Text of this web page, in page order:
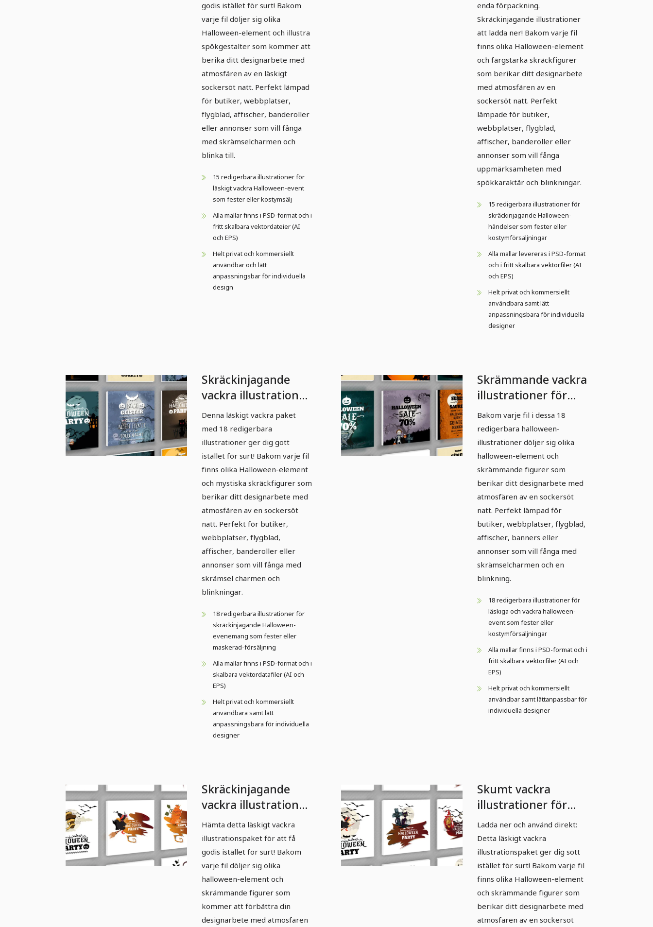
godis istället för surt! Bakom
varje fil döljer sig olika
Halloween-element och illustra
spökgestalter som kommer att
berika ditt designarbete med
atmosfären av en läskigt
sockersöt natt. Perfekt lämpad
för butiker, webbplatser,
flygblad, affischer, banderoller
eller annonser som vill fånga
med skrämselcharmen och
blinka till.
15 redigerbara illustrationer för
läskigt vackra Halloween-event
som fester eller kostymsälj
Alla mallar finns i PSD-format och i
fritt skalbara vektordateier (AI
och EPS)
Helt privat och kommersiellt
användbar och lätt
anpassningsbar för individuella
design
enda förpackning.
Skräckinjagande illustrationer
att ladda ner! Bakom varje fil
finns olika Halloween-element
och färgstarka skräckfigurer
som berikar ditt designarbete
med atmosfären av en
sockersöt natt. Perfekt
lämpade för butiker,
webbplatser, flygblad,
affischer, banderoller eller
annonser som vill fånga
uppmärksamheten med
spökkaraktär och blinkningar.
15 redigerbara illustrationer för
skräckinjagande Halloween-
händelser som fester eller
kostymförsäljningar
Alla mallar levereras i PSD-format
och i fritt skalbara vektorfiler (AI
och EPS)
Helt privat och kommersiellt
användbara samt lätt
anpassningsbara för individuella
designer
Skräckinjagande
vackra illustrationer
för Halloween - 3
Denna läskigt vackra paket
med 18 redigerbara
illustrationer ger dig gott
istället för surt! Bakom varje fil
finns olika Halloween-element
och mystiska skräckfigurer som
berikar ditt designarbete med
atmosfären av en sockersöt
natt. Perfekt för butiker,
webbplatser, flygblad,
affischer, banderoller eller
annonser som vill fånga med
skrämsel charmen och
blinkningar.
18 redigerbara illustrationer för
skräckinjagande Halloween-
evenemang som fester eller
maskerad-försäljning
Alla mallar finns i PSD-format och i
skalbara vektordatafiler (AI och
EPS)
Helt privat och kommersiellt
användbara samt lätt
anpassningsbara för individuella
designer
Skrämmande vackra
illustrationer för
Halloween - 4
Bakom varje fil i dessa 18
redigerbara halloween-
illustrationer döljer sig olika
halloween-element och
skrämmande figurer som
berikar ditt designarbete med
atmosfären av en sockersöt
natt. Perfekt lämpad för
butiker, webbplatser, flygblad,
affischer, banners eller
annonser som vill fånga med
skrämselcharmen och en
blinkning.
18 redigerbara illustrationer för
läskiga och vackra halloween-
event som fester eller
kostymförsäljningar
Alla mallar finns i PSD-format och i
fritt skalbara vektorfiler (AI och
EPS)
Helt privat och kommersiellt
användbar samt lättanpassbar för
individuella designer
Skräckinjagande
vackra illustrationer
för Halloween - 5
Hämta detta läskigt vackra
illustrationspaket för att få
godis istället för surt! Bakom
varje fil döljer sig olika
halloween-element och
skrämmande figurer som
kommer att förbättra din
designarbete med atmosfären
Skumt vackra
illustrationer för
Halloween - 6
Ladda ner och använd direkt:
Detta läskigt vackra
illustrationspaket ger dig sött
istället för surt! Bakom varje fil
finns olika Halloween-element
och skrämmande figurer som
berikar ditt designarbete med
atmosfären av en sockersöt